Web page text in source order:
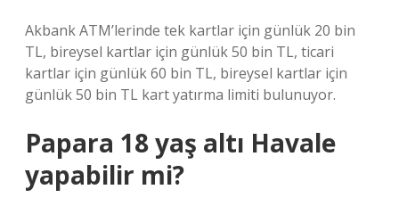
Akbank ATM’lerinde tek kartlar için günlük 20 bin
TL, bireysel kartlar için günlük 50 bin TL, ticari
kartlar için günlük 60 bin TL, bireysel kartlar için
günlük 50 bin TL kart yatırma limiti bulunuyor.
Papara 18 yaş altı Havale
yapabilir mi?